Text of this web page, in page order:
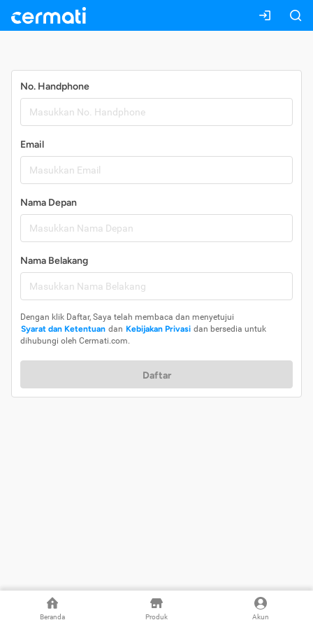
Beranda Produk Akun
No. Handphone
Email
Nama Depan
Nama Belakang
Dengan klik Daftar, Saya telah membaca dan menyetujui
Syarat dan Ketentuan dan Kebijakan Privasi dan bersedia untuk
dihubungi oleh Cermati.com.
Daftar